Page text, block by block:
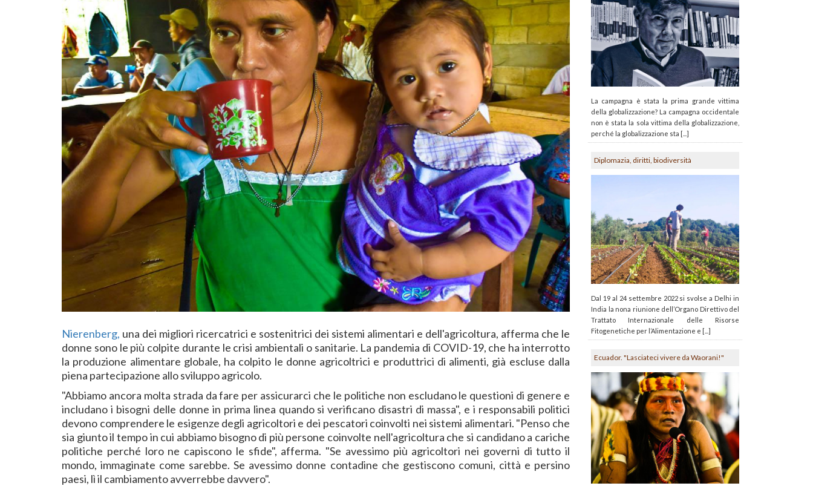
Nierenberg, una dei migliori ricercatrici e sostenitrici dei sistemi alimentari e dell'agricoltura, afferma che le
donne sono le più colpite durante le crisi ambientali o sanitarie. La pandemia di COVID-19, che ha interrotto
la produzione alimentare globale, ha colpito le donne agricoltrici e produttrici di alimenti, già escluse dalla
piena partecipazione allo sviluppo agricolo.
"Abbiamo ancora molta strada da fare per assicurarci che le politiche non escludano le questioni di genere e
includano i bisogni delle donne in prima linea quando si verificano disastri di massa", e i responsabili politici
devono comprendere le esigenze degli agricoltori e dei pescatori coinvolti nei sistemi alimentari. "Penso che
sia giunto il tempo in cui abbiamo bisogno di più persone coinvolte nell'agricoltura che si candidano a cariche
politiche perché loro ne capiscono le sfide", afferma. "Se avessimo più agricoltori nei governi di tutto il
mondo, immaginate come sarebbe. Se avessimo donne contadine che gestiscono comuni, città e persino
paesi, lì il cambiamento avverrebbe davvero".
La campagna è stata la prima grande vittima
della globalizzazione? La campagna occidentale
non è stata la sola vittima della globalizzazione,
perché la globalizzazione sta [...]
Diplomazia, diritti, biodiversità
Dal 19 al 24 settembre 2022 si svolse a Delhi in
India la nona riunione dell’Organo Direttivo del
Trattato Internazionale delle Risorse
Fitogenetiche per l’Alimentazione e [...]
Ecuador. "Lasciateci vivere da Waorani!"